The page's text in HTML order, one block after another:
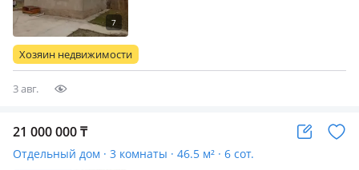
направления. Возможен обмен на 2-3
комнатную квартиру…
Хозяин недвижимости
3 авг.
21 000 000₸
Отдельный дом · 3 комнаты · 46.5 м² · 6 сот.